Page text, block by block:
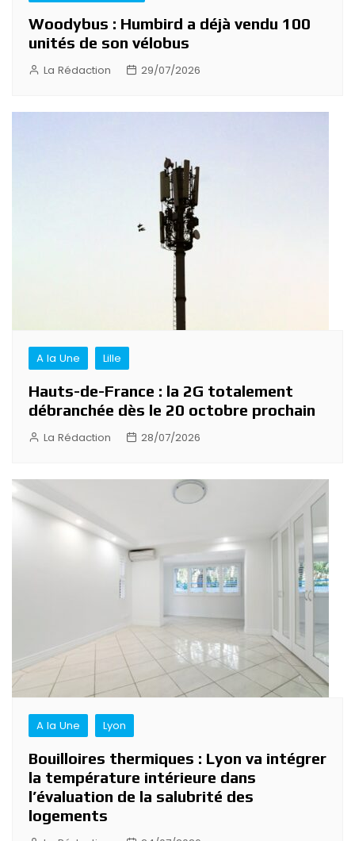
Woodybus : Humbird a déjà vendu 100
unités de son vélobus
La Rédaction 29/07/2026
A la Une Lille
Hauts-de-France : la 2G totalement
débranchée dès le 20 octobre prochain
La Rédaction 28/07/2026
A la Une Lyon
Bouilloires thermiques : Lyon va intégrer
la température intérieure dans
l’évaluation de la salubrité des
logements